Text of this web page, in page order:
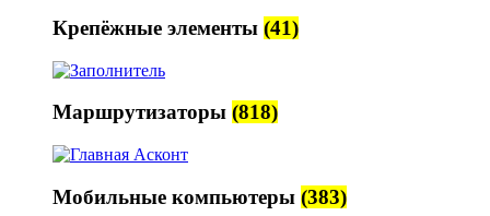
Крепёжные элементы (41)
Маршрутизаторы (818)
Мобильные компьютеры (383)